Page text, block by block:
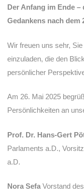
Der Anfang im Ende
Gedankens nach dem
Wir freuen uns sehr,
einzuladen, die den
persönlicher
Am 26. Mai 2025
Persönlichkeiten an
Prof. Dr. Hans-Gert
Parlaments a.D.,
a.D.
Nora Sefa Vorstand